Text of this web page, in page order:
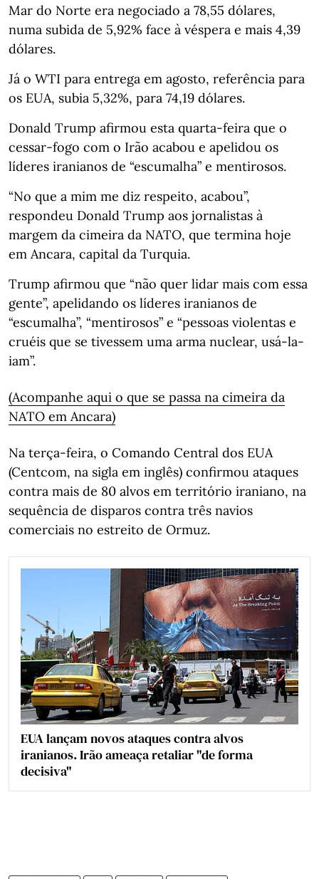
Mar do Norte era negociado a 78,55 dólares,
numa subida de 5,92% face à véspera e mais 4,39
dólares.
Já o WTI para entrega em agosto, referência para
os EUA, subia 5,32%, para 74,19 dólares.
Donald Trump afirmou esta quarta-feira que o
cessar-fogo com o Irão acabou e apelidou os
líderes iranianos de “escumalha” e mentirosos.
“No que a mim me diz respeito, acabou”,
respondeu Donald Trump aos jornalistas à
margem da cimeira da NATO, que termina hoje
em Ancara, capital da Turquia.
Trump afirmou que “não quer lidar mais com essa
gente”, apelidando os líderes iranianos de
“escumalha”, “mentirosos” e “pessoas violentas e
cruéis que se tivessem uma arma nuclear, usá-la-
iam”.
(Acompanhe aqui o que se passa na cimeira da
NATO em Ancara)
Na terça-feira, o Comando Central dos EUA
(Centcom, na sigla em inglês) confirmou ataques
contra mais de 80 alvos em território iraniano, na
sequência de disparos contra três navios
comerciais no estreito de Ormuz.
EUA lançam novos ataques contra alvos
iranianos. Irão ameaça retaliar "de forma
decisiva"